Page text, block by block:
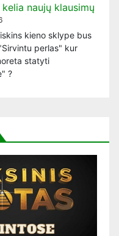
naujų klausimų
kieno sklype bus
perlas" kur
statyti
?